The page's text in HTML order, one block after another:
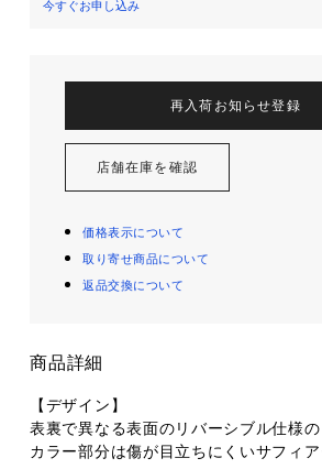
今すぐお申し込み
再入荷お知らせ登録
店舗在庫を確認
価格表示について
取り寄せ商品について
返品交換について
商品詳細
【デザイン】
表裏で異なる表面のリバーシブル仕様の
カラー部分は傷が目立ちにくいサフィ